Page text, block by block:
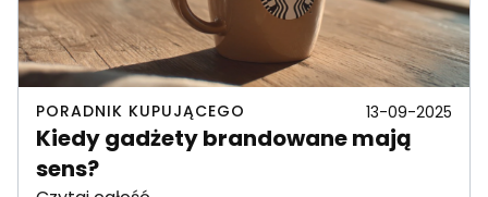
PORADNIK KUPUJĄCEGO 13-09-2025
Kiedy gadżety brandowane mają
sens?